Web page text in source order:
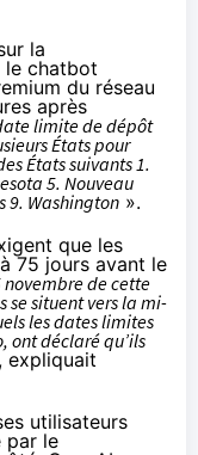
la
le chatbot
du réseau
après
limite de dépôt
États pour
États suivants 1.
5. Nouveau
9. Washington ».
que les
75 jours avant le
novembre de cette
se situent vers la mi-
les dates limites
ont déclaré qu’ils
expliquait
utilisateurs
par le